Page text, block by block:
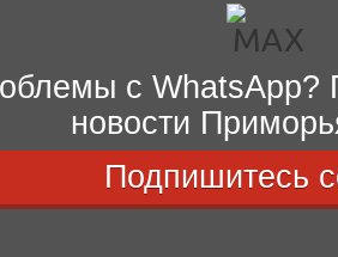
с WhatsApp?
новости
Подпишитесь